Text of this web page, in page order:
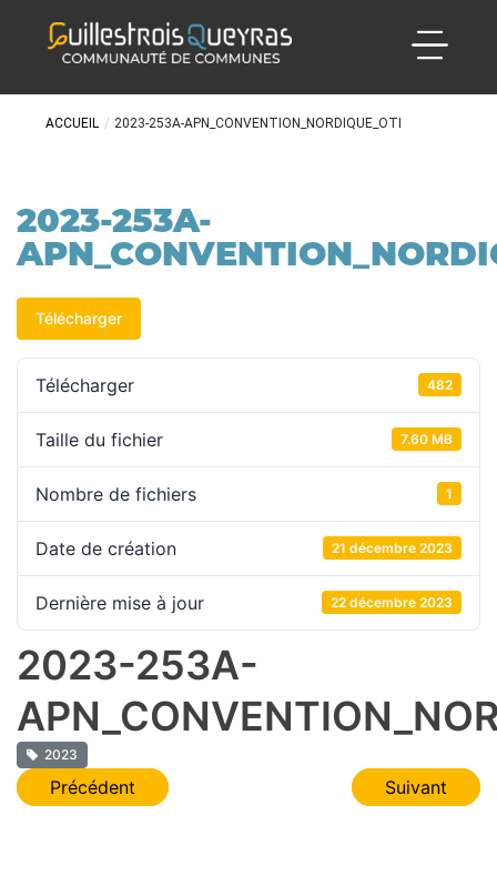
ACCUEIL / 2023-253A-APN_CONVENTION_NORDIQUE_OTI
2023-253A-
Télécharger
Télécharger 482
Taille du fichier 7.60 MB
Nombre de fichiers 1
Date de création 21 décembre 2023
Dernière mise à jour 22 décembre 2023
2023-253A-
2023
Navigation
Précédent Suivant